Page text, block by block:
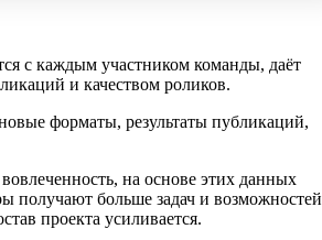
с каждым участником команды, даёт
и качеством роликов.
форматы, результаты публикаций,
на основе этих данных
получают больше задач и возможностей
проекта усиливается.